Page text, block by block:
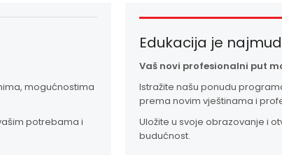
mogućnostima
potrebama i
Edukacija je
Vaš novi profesionalni put
Istražite našu ponudu
prema novim vještinama i
Uložite u svoje obrazovanje i
budućnost.